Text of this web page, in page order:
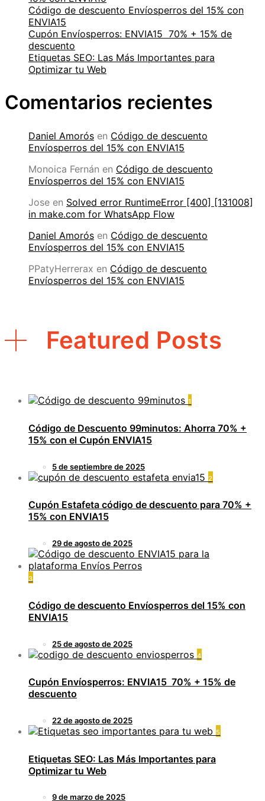
Código de descuento Envíosperros del 15% con
ENVIA15
Cupón Envíosperros: ENVIA15 70% + 15% de
descuento
Etiquetas SEO: Las Más Importantes para
Optimizar tu Web
Comentarios recientes
Daniel Amorós en Código de descuento
Envíosperros del 15% con ENVIA15
Monoica Fernán en Código de descuento
Envíosperros del 15% con ENVIA15
Jose en Solved error RuntimeError [400] [131008]
in make.com for WhatsApp Flow
Daniel Amorós en Código de descuento
Envíosperros del 15% con ENVIA15
PPatyHerrerax en Código de descuento
Envíosperros del 15% con ENVIA15
Featured Posts
1
Código de Descuento 99minutos: Ahorra 70% +
15% con el Cupón ENVIA15
5 de septiembre de 2025
2
Cupón Estafeta código de descuento para 70% +
15% con ENVIA15
29 de agosto de 2025
3
Código de descuento Envíosperros del 15% con
ENVIA15
25 de agosto de 2025
4
Cupón Envíosperros: ENVIA15 70% + 15% de
descuento
22 de agosto de 2025
5
Etiquetas SEO: Las Más Importantes para
Optimizar tu Web
9 de marzo de 2025